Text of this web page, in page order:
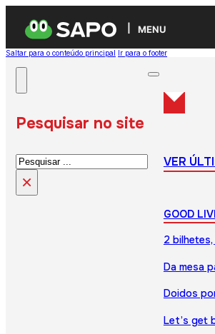
MENU
Saltar para o conteúdo principal Ir para o footer
Pesquisar no site
Pesquisar
×
VER
GOOD
2
Da mesa
Doidos
Let’s get